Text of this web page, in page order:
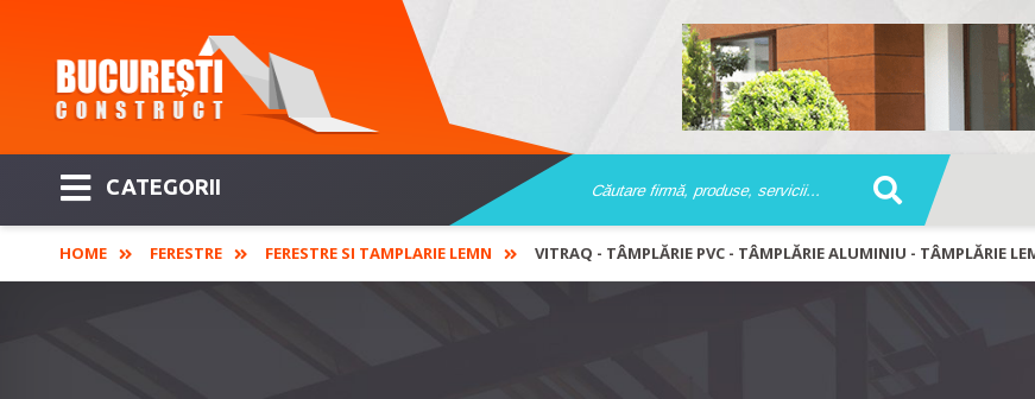
CATEGORII
HOME FERESTRE FERESTRE SI TAMPLARIE LEMN VITRAQ - TÂMPLĂRIE PVC - TÂMPLĂRIE ALUMINIU - TÂMPLĂRIE